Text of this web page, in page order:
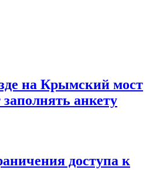
на Крымский мост
заполнять анкету
доступа к